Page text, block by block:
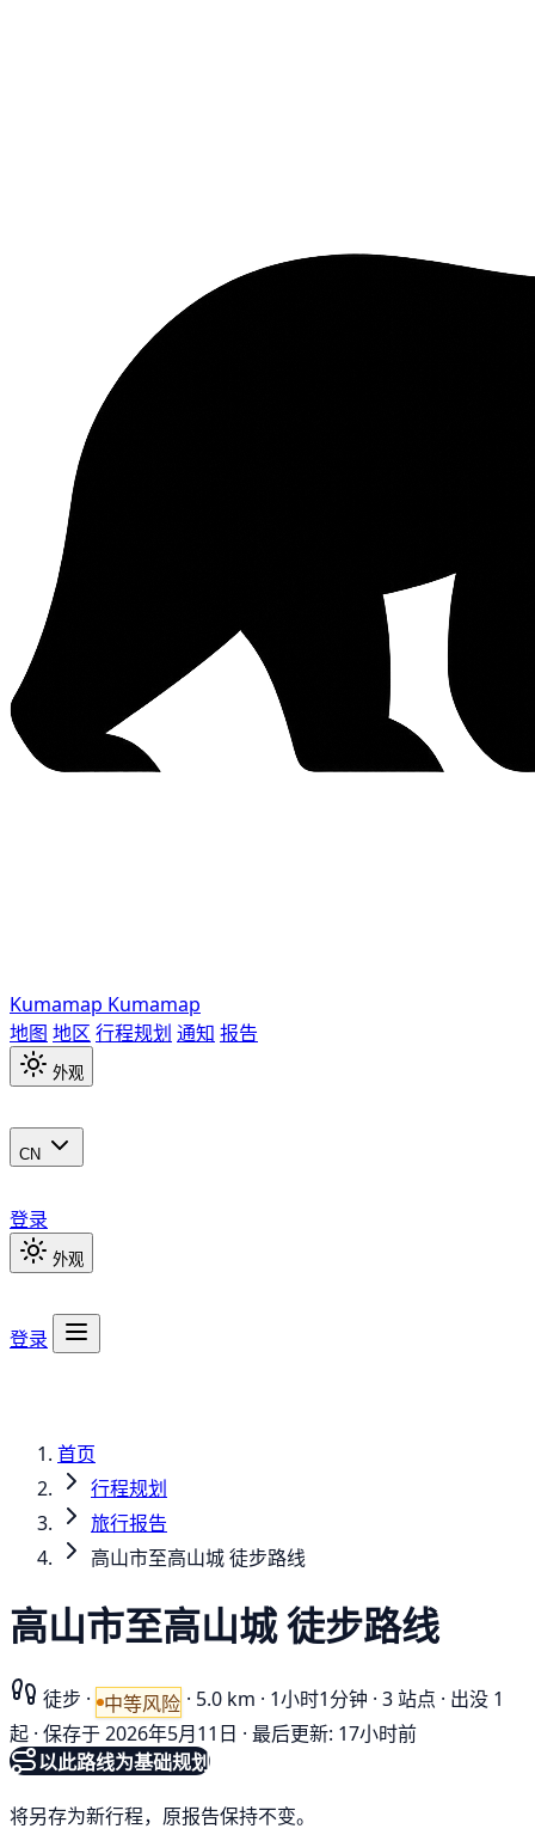
Kumamap Kumamap
地图 地区 行程规划 通知 报告
外观
CN
登录
外观
登录
首页
行程规划
旅行报告
高山市至高山城 徒步路线
高山市至高山城 徒步路线
徒步 · 中等风险 · 5.0 km · 1小时1分钟 · 3 站点 · 出没 1
起 · 保存于 2026年5月11日 · 最后更新: 17小时前
以此路线为基础规划
将另存为新行程，原报告保持不变。